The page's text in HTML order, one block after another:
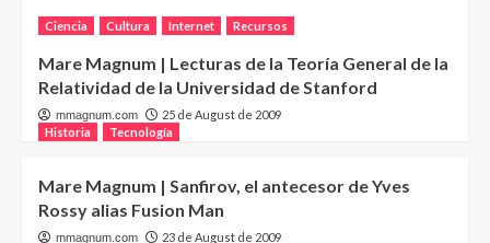
Ciencia Cultura Internet Recursos
Mare Magnum | Lecturas de la Teoría General de la
Relatividad de la Universidad de Stanford
mmagnum.com
25 de August de 2009
Historia
Tecnología
Mare Magnum | Sanfirov, el antecesor de Yves
Rossy alias Fusion Man
mmagnum.com
23 de August de 2009